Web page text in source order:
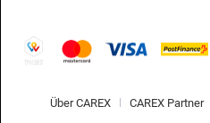
Über CAREX CAREX Partner